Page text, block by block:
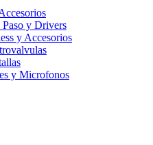
Paso y Drivers
y Accesorios
y Microfonos